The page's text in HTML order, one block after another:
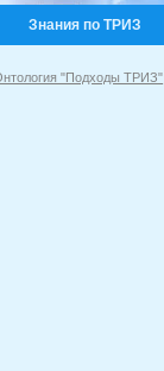
Знания по ТРИЗ
"Подходы ТРИЗ"